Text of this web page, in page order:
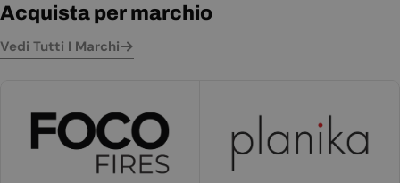
Acquista per marchio
Vedi Tutti I Marchi